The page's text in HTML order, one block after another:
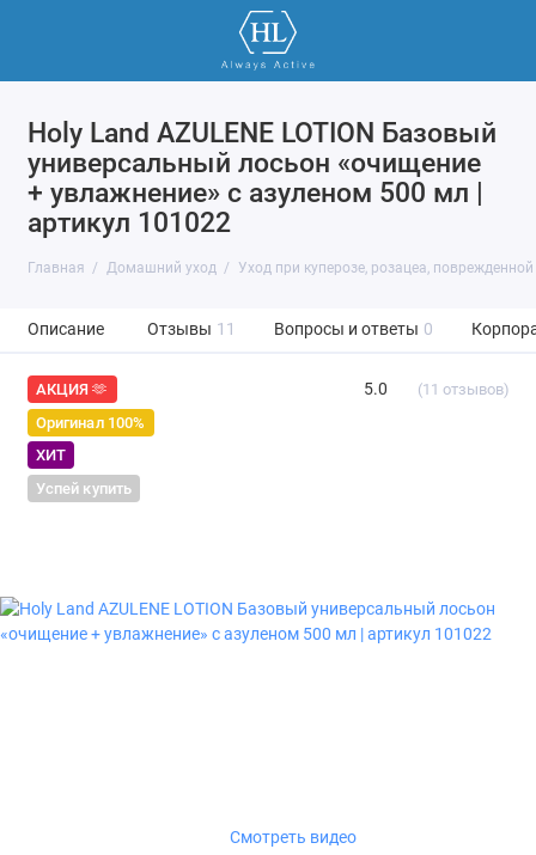
Holy Land AZULENE LOTION Базовый
универсальный лосьон «очищение
+ увлажнение» с азуленом 500 мл |
артикул 101022
Главная Домашний уход Уход при куперозе, розацеа,
Описание Отзывы 11 Вопросы и ответы 0
АКЦИЯ 🫶
Оригинал 100%
ХИТ
Успей купить
5.0 (11 отзывов)
Смотреть видео